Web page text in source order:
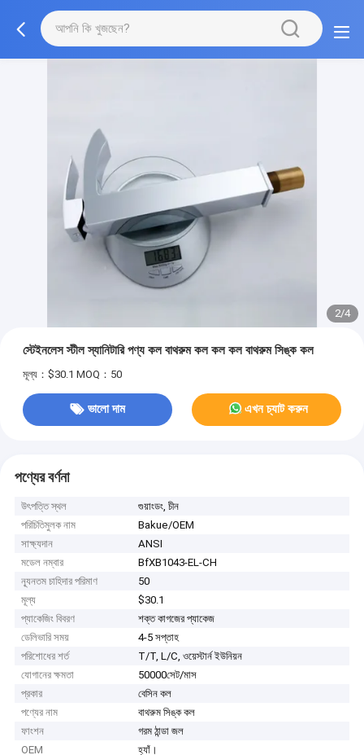
2/4
স্টেইনলেস স্টীল স্যানিটারি পণ্য কল বাথরুম কল কল কল বাথরুম সিঙ্ক কল
মূল্য：$30.1 MOQ：50
ভালো দাম এখন চ্যাট করুন
পণ্যের বর্ণনা
উৎপত্তি স্থল
গুয়াংডং, চীন
পরিচিতিমুলক নাম
Bakue/OEM
সাক্ষ্যদান
ANSI
মডেল নম্বার
BfXB1043-EL-CH
ন্যূনতম চাহিদার পরিমাণ
50
মূল্য
$30.1
প্যাকেজিং বিবরণ
শক্ত কাগজের প্যাকেজ
ডেলিভারি সময়
4-5 সপ্তাহ
পরিশোধের শর্ত
T/T, L/C, ওয়েস্টার্ন ইউনিয়ন
যোগানের ক্ষমতা
50000সেট/মাস
প্রকার
বেসিন কল
পণ্যের নাম
বাথরুম সিঙ্ক কল
ফাংশন
গরম ঠান্ডা জল
OEM
হ্যাঁ।